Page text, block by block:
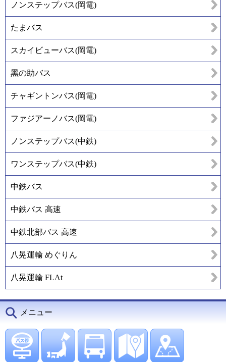
ノンステップバス(岡電)
たまバス
スカイビューバス(岡電)
黑の助バス
チャギントンバス(岡電)
ファジアーノバス(岡電)
ノンステップバス(中鉄)
ワンステップバス(中鉄)
中鉄バス
中鉄バス 高速
中鉄北部バス 高速
八晃運輸 めぐりん
八晃運輸 FLAt
メニュー